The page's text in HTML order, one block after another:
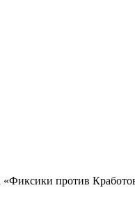
«Фиксики против